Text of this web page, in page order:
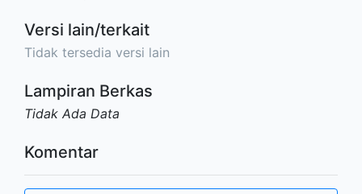
Versi lain/terkait
Tidak tersedia versi lain
Lampiran Berkas
Tidak Ada Data
Komentar